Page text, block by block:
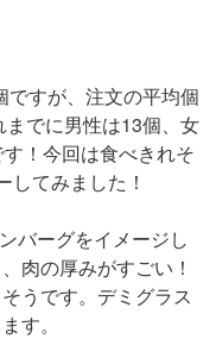
すが、注文の平均個
でに男性は13個、女
！今回は食べきれそ
してみました！
バーグをイメージし
肉の厚みがすごい！
うです。デミグラス
す。